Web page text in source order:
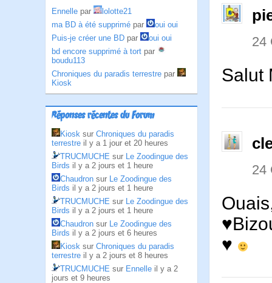
Ennelle par
lolotte21
ma BD à été supprimé par
oui oui
Puis-je créer une BD par
oui oui
bd encore supprimé à tort par
boudu113
Chroniques du paradis terrestre par
Kiosk
Réponses récentes du Forum
Kiosk sur Chroniques du paradis
terrestre il y a 1 jour et 20 heures
TRUCMUCHE sur Le Zoodingue des
Birds il y a 2 jours et 1 heure
Chaudron sur Le Zoodingue des
Birds il y a 2 jours et 1 heure
TRUCMUCHE sur Le Zoodingue des
Birds il y a 2 jours et 1 heure
Chaudron sur Le Zoodingue des
Birds il y a 2 jours et 6 heures
Kiosk sur Chroniques du paradis
terrestre il y a 2 jours et 8 heures
TRUCMUCHE sur Ennelle il y a 2
jours et 9 heures
24
Salut
24
♥